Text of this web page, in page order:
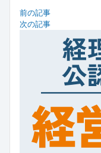
前の記事
次の記事